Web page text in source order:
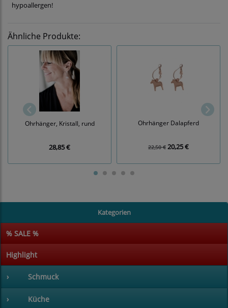
Kategorien
% SALE %
Highlight
› Schmuck
› Küche
hypoallergen!
Ähnliche Produkte:
Ohrhänger, Kristall, rund
28,85 €
Ohrhänger Dalapferd
22,50 € 20,25 €